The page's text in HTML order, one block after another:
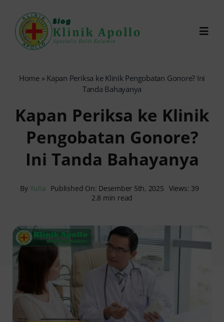
content
Reservasi Online
Search
Home» Kapan Periksa ke Klinik Pengobatan Gonore? Ini
Tanda Bahayanya
Kapan Periksa ke Klinik
Pengobatan Gonore?
Ini Tanda Bahayanya
By Yulia Published On: Desember 5th, 2025 Views: 39
2.8 min read